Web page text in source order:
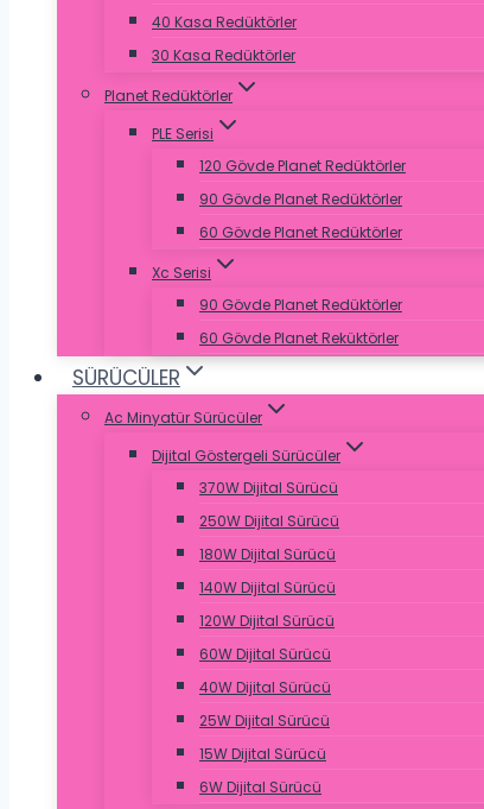
40 Kasa Redüktörler
30 Kasa Redüktörler
Planet Redüktörler
PLE Serisi
120 Gövde Planet Redüktörler
90 Gövde Planet Redüktörler
60 Gövde Planet Redüktörler
Xc Serisi
90 Gövde Planet Redüktörler
60 Gövde Planet Reküktörler
SÜRÜCÜLER
Ac Minyatür Sürücüler
Dijital Göstergeli Sürücüler
370W Dijital Sürücü
250W Dijital Sürücü
180W Dijital Sürücü
140W Dijital Sürücü
120W Dijital Sürücü
60W Dijital Sürücü
40W Dijital Sürücü
25W Dijital Sürücü
15W Dijital Sürücü
6W Dijital Sürücü